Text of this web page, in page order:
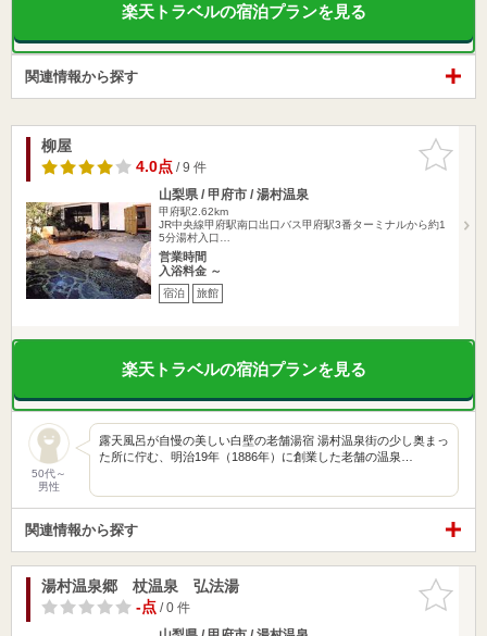
楽天トラベルの宿泊プランを見る
関連情報から探す
お気に入
りに追加
柳屋
4.0点/ 9 件
山梨県 / 甲府市 / 湯村温泉
甲府駅2.62km
JR中央線甲府駅南口出口バス甲府駅3番ターミナルから約1
5分湯村入口…
営業時間
入浴料金 ～
宿泊 旅館
楽天トラベルの宿泊プランを見る
50代～
男性
露天風呂が自慢の美しい白壁の老舗湯宿 湯村温泉街の少し奥まっ
た所に佇む、明治19年（1886年）に創業した老舗の温泉…
関連情報から探す
お気に入
りに追加
湯村温泉郷 杖温泉 弘法湯
-点/ 0 件